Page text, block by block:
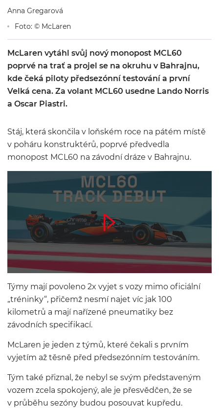
Anna Gregarová
Foto: © McLaren
McLaren vytáhl svůj nový monopost MCL60
poprvé na trať a projel se na okruhu v Bahrajnu,
kde čeká piloty předsezónní testování a první
Velká cena. Za volant MCL60 usedne Lando Norris
a Oscar Piastri.
Stáj, která skončila v loňském roce na pátém místě
v poháru konstruktérů, poprvé předvedla
monopost MCL60 na závodní dráze v Bahrajnu.
Týmy mají povoleno 2x vyjet s vozy mimo oficiální
„tréninky“, přičemž nesmí najet víc jak 100
kilometrů a mají nařízené pneumatiky bez
závodních specifikací.
McLaren je jeden z týmů, které čekali s prvním
vyjetím až těsně před předsezónním testováním.
Tým také přiznal, že nebyl se svým představeným
vozem zcela spokojený, ale je přesvědčen, že se
v průběhu sezóny budou posouvat kupředu.